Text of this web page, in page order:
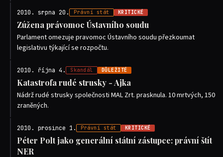
2010. srpna 20. Právní stát KRITICKÉ
Zúžena právomoc Ústavního soudu
Parlament omezuje pravomoc Ústavního soudu přezkoumat
legislativu týkající se rozpočtu.
2010. října 4. Skandál DŮLEŽITÉ
Katastrofa rudé strusky - Ajka
Nádrž rudé strusky společnosti MAL Zrt. prasknula. 10 mrtvých, 150
zraněných.
2010. prosince 1. Právní stát KRITICKÉ
Péter Polt jako generální státní zástupce: právní štít
NER